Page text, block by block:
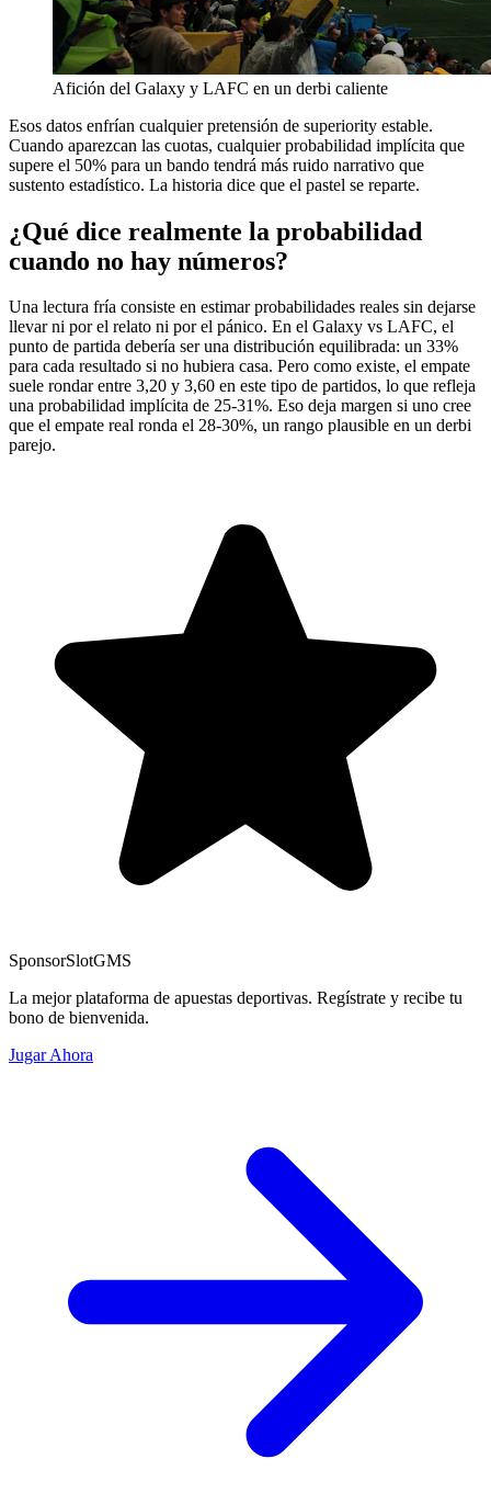
Afición del Galaxy y LAFC en un derbi caliente
Esos datos enfrían cualquier pretensión de superiority estable.
Cuando aparezcan las cuotas, cualquier probabilidad implícita que
supere el 50% para un bando tendrá más ruido narrativo que
sustento estadístico. La historia dice que el pastel se reparte.
¿Qué dice realmente la probabilidad
cuando no hay números?
Una lectura fría consiste en estimar probabilidades reales sin dejarse
llevar ni por el relato ni por el pánico. En el Galaxy vs LAFC, el
punto de partida debería ser una distribución equilibrada: un 33%
para cada resultado si no hubiera casa. Pero como existe, el empate
suele rondar entre 3,20 y 3,60 en este tipo de partidos, lo que refleja
una probabilidad implícita de 25-31%. Eso deja margen si uno cree
que el empate real ronda el 28-30%, un rango plausible en un derbi
parejo.
SponsorSlotGMS
La mejor plataforma de apuestas deportivas. Regístrate y recibe tu
bono de bienvenida.
Jugar Ahora